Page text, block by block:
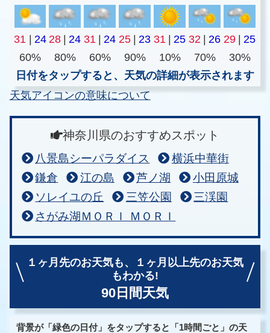
31 | 24 28 | 24 31 | 24 25 | 23 31 | 25 32 | 26 29 | 25
60%
80% 60% 90% 10% 70%
30%
日付をタップすると、天気の詳細が表示されます
天気アイコンの意味について
神奈川県のおすすめスポット
八景島シーパラダイス
横浜中華街
鎌倉
江の島 芦ノ湖
小田原城
ソレイユの丘
三笠公園
三渓園
さがみ湖ＭＯＲＩ ＭＯＲＩ
１ヶ月先のお天気も、
１ヶ月以上先のお天気
もわかる!
90日間天気
背景が「緑色の日付」をタップすると「1時間ごと」の天